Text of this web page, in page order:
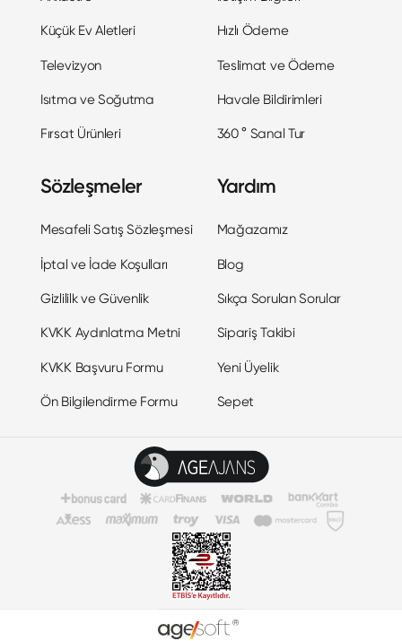
Küçük Ev Aletleri
Televizyon
Isıtma ve Soğutma
Fırsat Ürünleri
Hızlı Ödeme
Teslimat ve Ödeme
Havale Bildirimleri
360 ° Sanal Tur
Sözleşmeler
Mesafeli Satış Sözleşmesi
İptal ve İade Koşulları
Gizlililk ve Güvenlik
KVKK Aydınlatma Metni
KVKK Başvuru Formu
Ön Bilgilendirme Formu
Yardım
Mağazamız
Blog
Sıkça Sorulan Sorular
Sipariş Takibi
Yeni Üyelik
Sepet